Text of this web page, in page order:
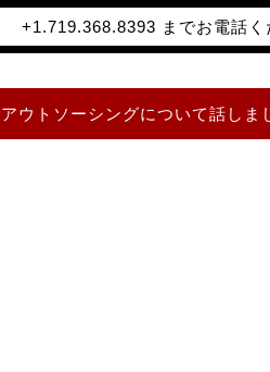
+1.719.368.8393 までお電話く
アウトソーシングについて話しま